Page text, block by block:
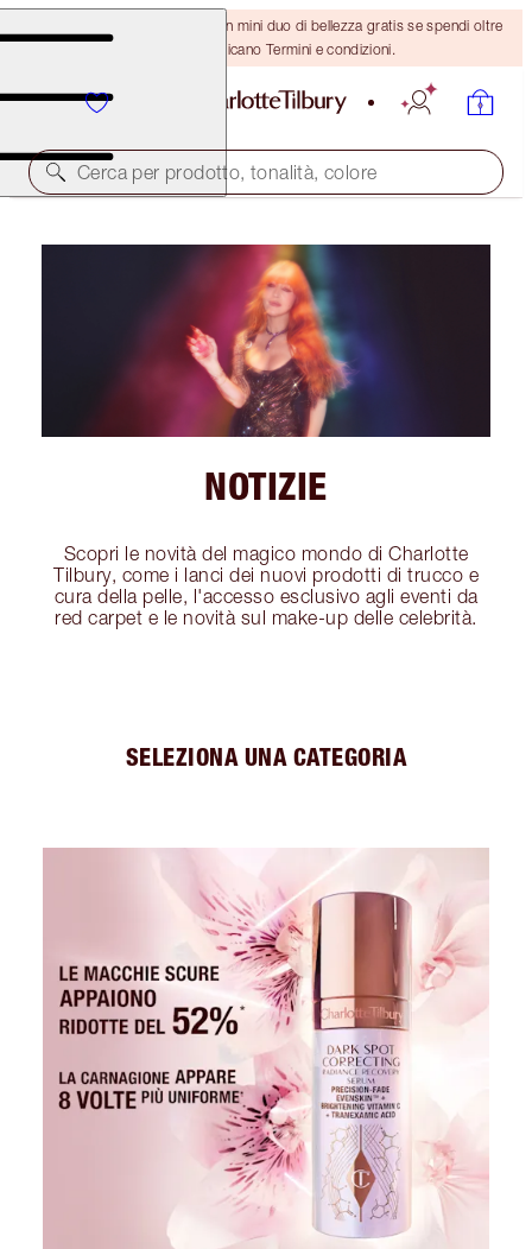
ULTIMA OCCASIONE! Ricevi un mini duo di bellezza gratis se spendi oltre
110 €! Si applicano Termini e condizioni.
Cerca per prodotto, tonalità, colore
NOTIZIE
Scopri le novità del magico mondo di Charlotte
Tilbury, come i lanci dei nuovi prodotti di trucco e
cura della pelle, l'accesso esclusivo agli eventi da
red carpet e le novità sul make-up delle celebrità.
SELEZIONA UNA CATEGORIA